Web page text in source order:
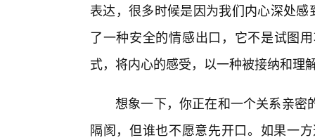
表达，很多时候是因为我们内心深处
了一种安全的情感出口，它不是试图
式，将内心的感受，以一种被接纳和理
想象一下，你正在和一个关系亲密
隔阂，但谁也不愿意先开口。如果一